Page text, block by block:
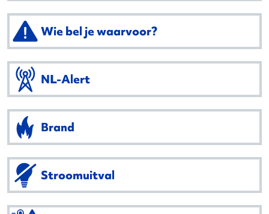
Wie bel je waarvoor?
NL-Alert
Brand
Stroomuitval